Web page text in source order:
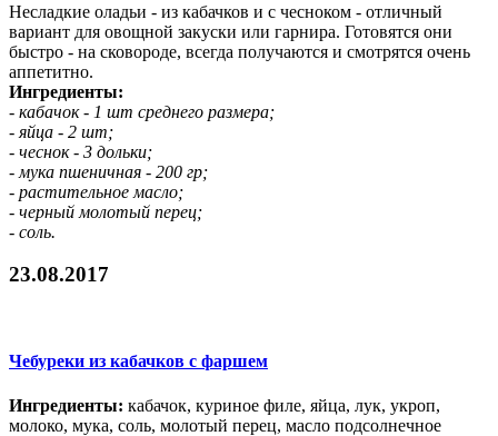
Несладкие оладьи - из кабачков и с чесноком - отличный
вариант для овощной закуски или гарнира. Готовятся они
быстро - на сковороде, всегда получаются и смотрятся очень
аппетитно.
Ингредиенты:
- кабачок - 1 шт среднего размера;
- яйца - 2 шт;
- чеснок - 3 дольки;
- мука пшеничная - 200 гр;
- растительное масло;
- черный молотый перец;
- соль.
23.08.2017
Чебуреки из кабачков с фаршем
Ингредиенты: кабачок, куриное филе, яйца, лук, укроп,
молоко, мука, соль, молотый перец, масло подсолнечное